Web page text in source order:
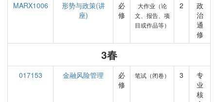
MARX1006
形势与政策(讲
座)
必
修
大作业（论
文、报告、项
目或作品等）
2
政
治
通
修
3春
017153 金融风险管理
必
修
笔试（闭卷） 3
专
业
核